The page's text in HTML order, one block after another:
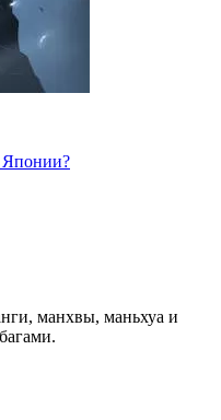
Японии?
манхвы, маньхуа и